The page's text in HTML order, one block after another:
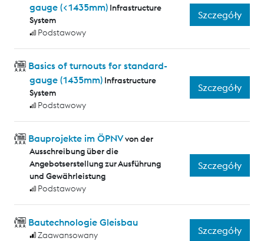
gauge (<1435mm) Infrastructure
System
Podstawowy
Szczegóły
Basics of turnouts for standard-
gauge (1435mm) Infrastructure
System
Podstawowy
Szczegóły
Bauprojekte im ÖPNVvon der
Ausschreibung über die
Angebotserstellung zur Ausführung
und Gewährleistung
Podstawowy
Szczegóły
Bautechnologie Gleisbau
Zaawansowany Szczegóły